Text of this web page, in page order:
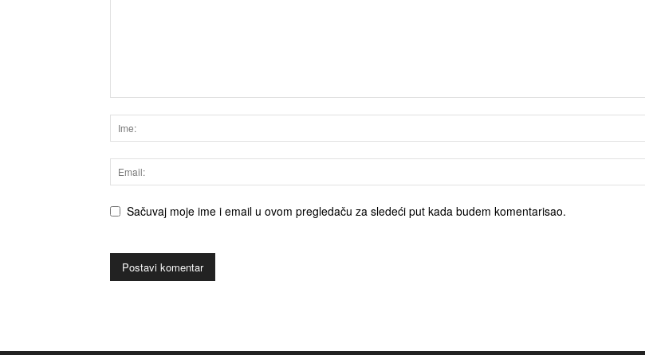
Sačuvaj moje ime i email u ovom pregledaču za sledeći put kada budem komentarisao.